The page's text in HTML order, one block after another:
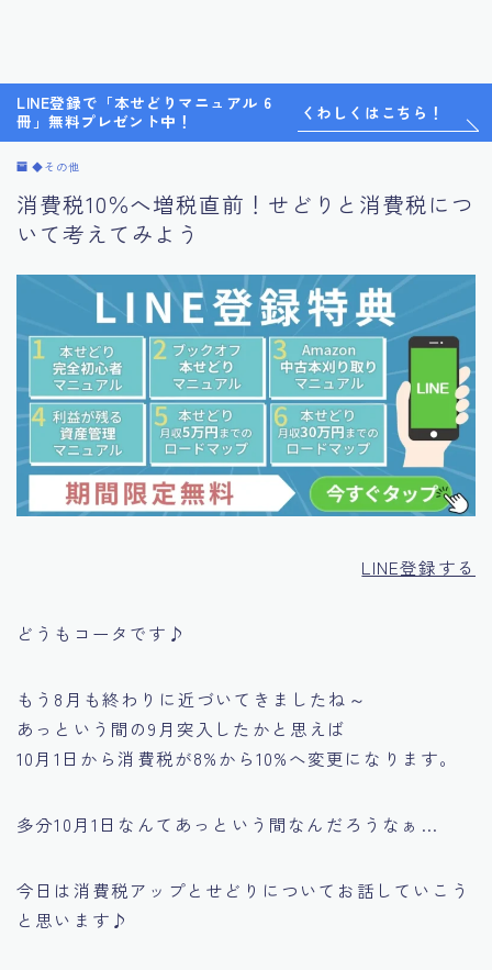
LINE登録で「本せどりマニュアル 6
冊」無料プレゼント中！
くわしくはこちら！
◆その他
消費税10％へ増税直前！せどりと消費税につ
いて考えてみよう
LINE登録する
どうもコータです♪
もう8月も終わりに近づいてきましたね～
あっという間の9月突入したかと思えば
10月1日から消費税が8%から10%へ変更になります。
多分10月1日なんてあっという間なんだろうなぁ…
今日は消費税アップとせどりについてお話していこう
と思います♪